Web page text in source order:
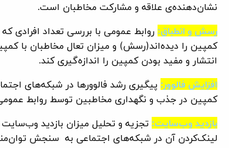
نشان‌دهنده‌ی علاقه و مشارکت مخاطبان است.
رسش و انطباق: روابط عمومی با بررسی تعداد افرادی
کمپین را دیده‌اند(رسش) و میزان تعال مخاطبان با
انتشار و مفید بودن کمپین را اندازه‌گیری کند.
افزایش فالوور: پیگیری رشد فالوورها در شبکه‌های
کمپین در جذب و نگهداری مخاطبین توسط روابط
بازدید وب‌سایت: تجزیه و تحلیل میزان بازدید
لینک‌کردن آن در شبکه‌های اجتماعی به سنجش